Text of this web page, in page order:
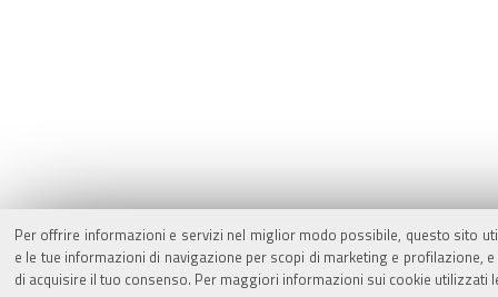
Per offrire informazioni e servizi nel miglior modo possibile, questo sito
e le tue informazioni di navigazione per scopi di marketing e
di acquisire il tuo consenso. Per maggiori informazioni sui cookie utilizzati